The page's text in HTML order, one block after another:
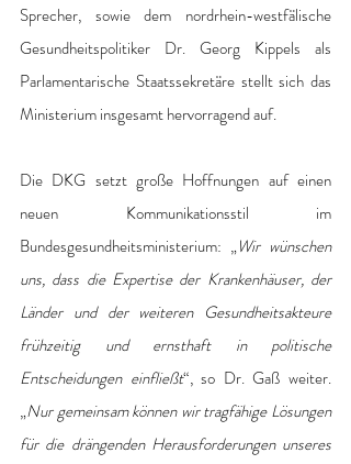
Sprecher, sowie dem nordrhein-westfälische
Gesundheitspolitiker Dr. Georg Kippels als
Parlamentarische Staatssekretäre stellt sich das
Ministerium insgesamt hervorragend auf.
Die DKG setzt große Hoffnungen auf einen
neuen Kommunikationsstil im
Bundesgesundheitsministerium: „Wir wünschen
uns, dass die Expertise der Krankenhäuser, der
Länder und der weiteren Gesundheitsakteure
frühzeitig und ernsthaft in politische
Entscheidungen einfließt“, so Dr. Gaß weiter.
„Nur gemeinsam können wir tragfähige Lösungen
für die drängenden Herausforderungen unseres